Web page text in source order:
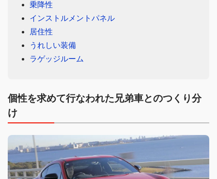
乗降性
インストルメントパネル
居住性
うれしい装備
ラゲッジルーム
個性を求めて行なわれた兄弟車とのつくり分
け